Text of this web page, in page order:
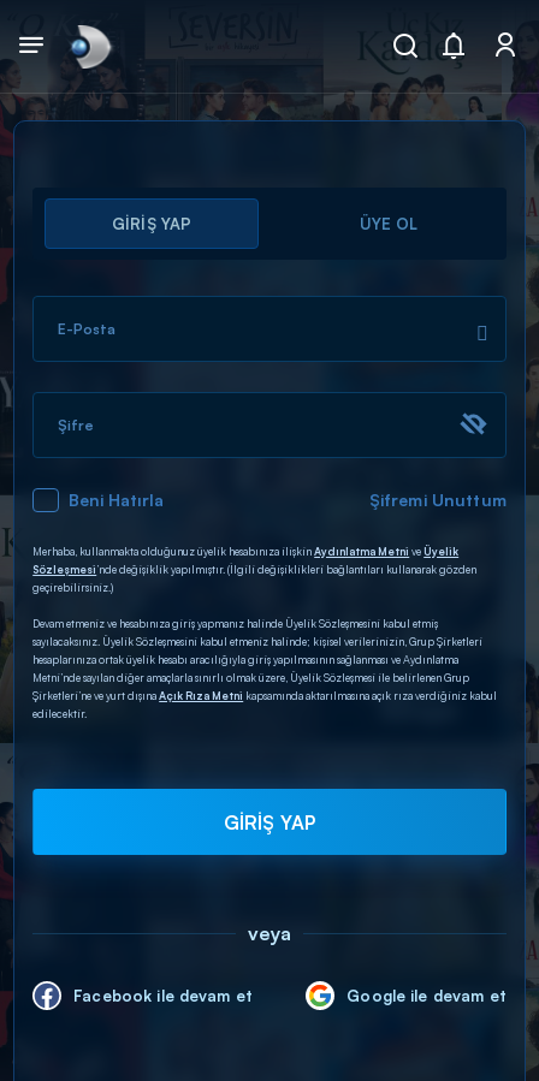
Arama
ARAMA SONUÇLARI
DİĞER SONUÇLAR
GİRİŞ YAP ÜYE OL
E-Posta
Şifre
Beni Hatırla Şifremi Unuttum
Merhaba, kullanmakta olduğunuz üyelik hesabınıza ilişkinAydınlatma Metni veÜyelik
Sözleşmesi’nde değişiklik yapılmıştır. (İlgili değişiklikleri bağlantıları kullanarak gözden
geçirebilirsiniz.)
Devam etmeniz ve hesabınıza giriş yapmanız halinde Üyelik Sözleşmesini kabul etmiş
sayılacaksınız. Üyelik Sözleşmesini kabul etmeniz halinde; kişisel verilerinizin, Grup Şirketleri
hesaplarınıza ortak üyelik hesabı aracılığıyla giriş yapılmasının sağlanması ve Aydınlatma
Metni’nde sayılan diğer amaçlarla sınırlı olmak üzere, Üyelik Sözleşmesi ile belirlenen Grup
Şirketleri’ne ve yurt dışınaAçık Rıza Metni kapsamında aktarılmasına açık rıza verdiğiniz kabul
edilecektir.
GİRİŞ YAP
veya
Facebook ile devam et Google ile devam et